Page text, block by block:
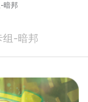
暗邦
组-暗邦